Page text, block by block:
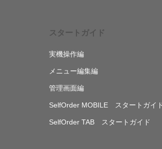
スタートガイド
実機操作編
メニュー編集編
管理画面編
SelfOrder MOBILE スタートガイ
SelfOrder TAB スタートガイド